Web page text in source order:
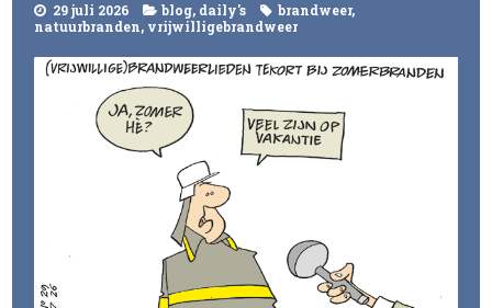
29 juli 2026 blog, daily's brandweer,
natuurbranden, vrijwilligebrandweer